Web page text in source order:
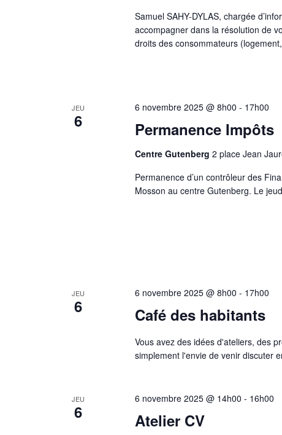
Samuel SAHY-DYLAS, chargée
accompagner dans la résolution de
droits des consommateurs
JEU
6 Permanence Impôts
6 novembre 2025 @ 8h00 - 17h00
Centre Gutenberg 2 place Jean
Permanence d’un contrôleur des
Mosson au centre Gutenberg. Le
JEU
6 Café des habitants
6 novembre 2025 @ 8h00 - 17h00
Vous avez des idées d'ateliers, des
simplement l'envie de venir discuter
JEU
6 Atelier CV
6 novembre 2025 @ 14h00 - 16h00